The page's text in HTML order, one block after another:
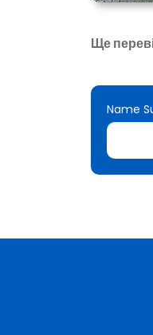
Ще
Name